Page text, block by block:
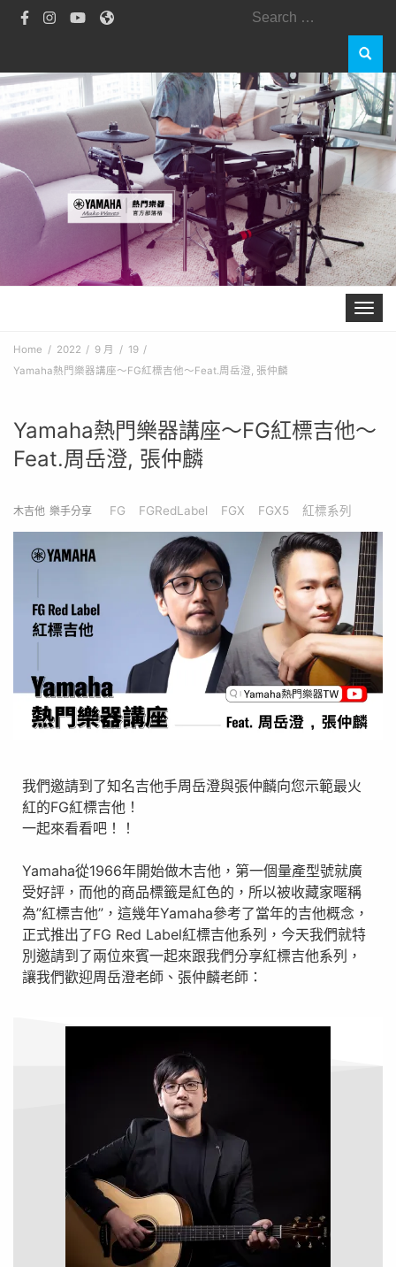
Toggle
Home 2022 9 月
19
Yamaha熱門樂器講座～FG紅標吉他～Feat.周岳澄, 張仲麟
Yamaha熱門樂器講座～FG紅標吉他～
Feat.周岳澄, 張仲麟
木吉他 樂手分享 FG FGRedLabel FGX FGX5 紅標系列
我們邀請到了知名吉他手周岳澄與張仲麟向您示範最火
紅的FG紅標吉他！
一起來看看吧！！
Yamaha從1966年開始做木吉他，第一個量產型號就廣
受好評，而他的商品標籤是紅色的，所以被收藏家暱稱
為”紅標吉他”，這幾年Yamaha參考了當年的吉他概念，
正式推出了FG Red Label紅標吉他系列，今天我們就特
別邀請到了兩位來賓一起來跟我們分享紅標吉他系列，
讓我們歡迎周岳澄老師、張仲麟老師：